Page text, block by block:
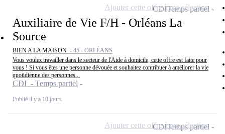
Auxiliaire de Vie F/H - Orléans La
Source
BIEN A LA MAISON - 45 - ORLÉANS
Vous voulez travailler dans le secteur de l'Aide à domicile, cette offre est faite pour
vous ! Si vous êtes une personne dévouée et souhaitez contribuer à améliorer la vie
quotidienne des personnes...
CDI - Temps partiel
Publié il y a 10 jours
CDITemps partiel
Ajouter cette offre à ma sélection
CDITemps partiel
Ajouter cette offre à ma sélection